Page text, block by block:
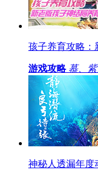
孩子养育攻略：
游戏攻略 慕、
神秘人透漏年度